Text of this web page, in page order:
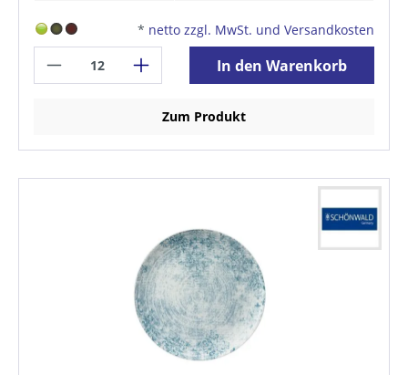
* netto zzgl. MwSt. und Versandkosten
In den Warenkorb
Zum Produkt